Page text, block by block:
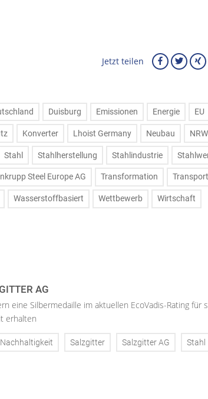
Jetzt teilen
Duisburg Emissionen Energie EU
Konverter Lhoist Germany Neubau NRW
Stahl Stahlherstellung Stahlindustrie
Steel Europe AG Transformation Transport
Wasserstoffbasiert Wettbewerb Wirtschaft
AG
eine Silbermedaille im aktuellen EcoVadis-Rating für
erhalten
Nachhaltigkeit Salzgitter Salzgitter AG Stahl